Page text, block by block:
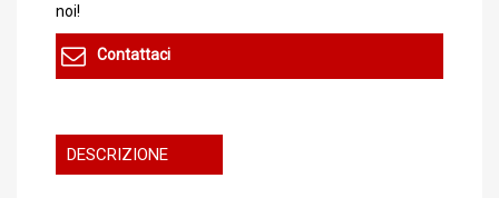
noi!
Contattaci
DESCRIZIONE